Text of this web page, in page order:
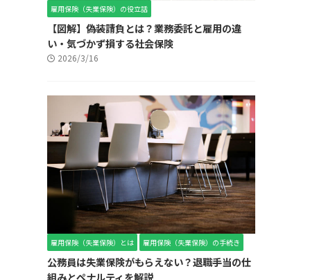
雇用保険（失業保険）の役立話
【図解】偽装請負とは？業務委託と雇用の違
い・気づかず損する社会保険
2026/3/16
雇用保険（失業保険）とは 雇用保険（失業保険）の手続き
公務員は失業保険がもらえない？退職手当の仕
組みとペナルティを解説